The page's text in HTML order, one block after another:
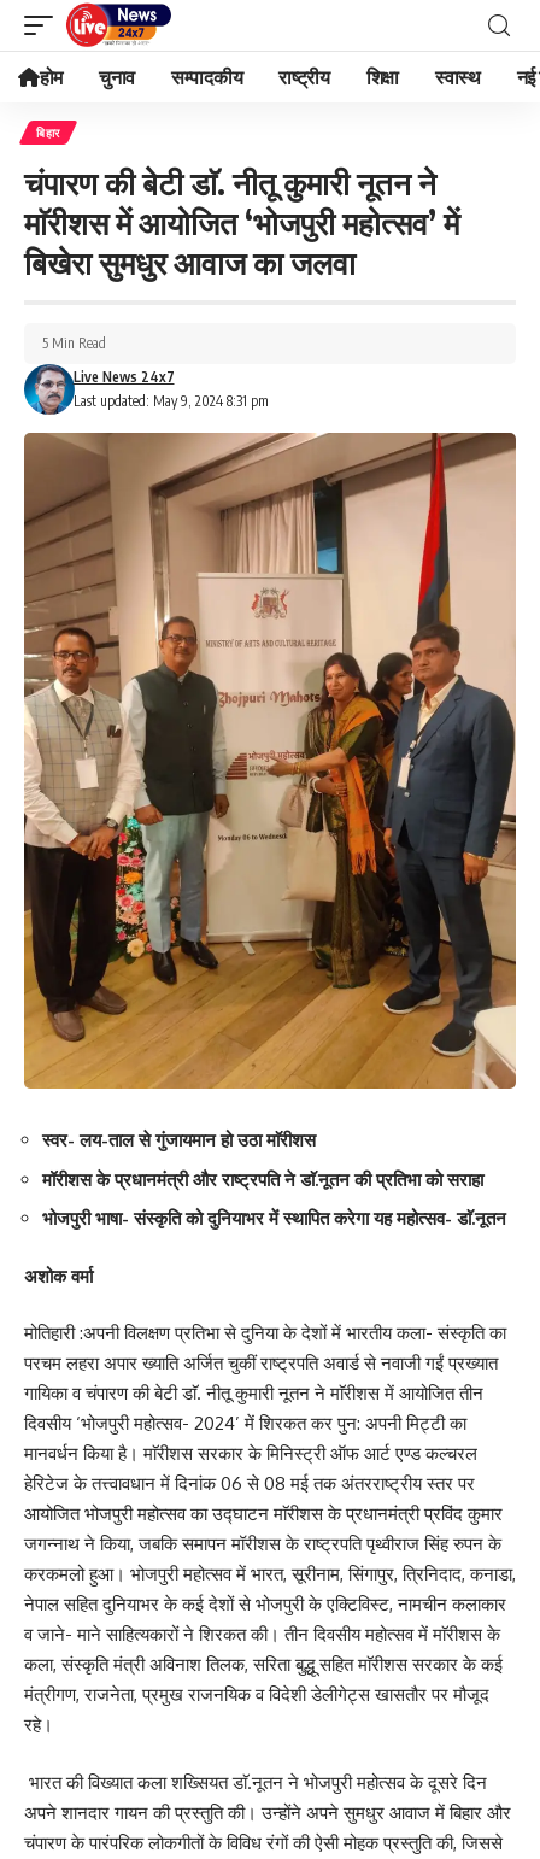
होम चुनाव सम्पादकीय राष्ट्रीय शिक्षा स्वास्थ नई
बिहार
चंपारण की बेटी डाॅ. नीतू कुमारी नूतन ने
माॅरीशस में आयोजित ‘भोजपुरी महोत्सव’ में
बिखेरा सुमधुर आवाज का जलवा
Last updated: May 9, 2024 8:31 pm
Live News 24x7
5 Min Read
स्वर- लय-ताल से गुंजायमान हो उठा माॅरीशस
मॉरीशस के प्रधानमंत्री और राष्ट्रपति ने डाॅ.नूतन की प्रतिभा को सराहा
भोजपुरी भाषा- संस्कृति को दुनियाभर में स्थापित करेगा यह महोत्सव- डाॅ.नूतन
अशोक वर्मा
मोतिहारी :अपनी विलक्षण प्रतिभा से दुनिया के देशों में भारतीय कला- संस्कृति का
परचम लहरा अपार ख्याति अर्जित चुकीं राष्ट्रपति अवार्ड से नवाजी गईं प्रख्यात
गायिका व चंपारण की बेटी डाॅ. नीतू कुमारी नूतन ने माॅरीशस में आयोजित तीन
दिवसीय ‘भोजपुरी महोत्सव- 2024’ में शिरकत कर पुन: अपनी मिट्टी का
मानवर्धन किया है। माॅरीशस सरकार के मिनिस्ट्री ऑफ आर्ट एण्ड कल्चरल
हेरिटेज के तत्त्वावधान में दिनांक 06 से 08 मई तक अंतरराष्ट्रीय स्तर पर
आयोजित भोजपुरी महोत्सव का उद्घाटन माॅरीशस के प्रधानमंत्री प्रविंद कुमार
जगन्नाथ ने किया, जबकि समापन मॉरीशस के राष्ट्रपति पृथ्वीराज सिंह रुपन के
करकमलो हुआ। भोजपुरी महोत्सव में भारत, सूरीनाम, सिंगापुर, त्रिनिदाद, कनाडा,
नेपाल सहित दुनियाभर के कई देशों से भोजपुरी के एक्टिविस्ट, नामचीन कलाकार
व जाने- माने साहित्यकारों ने शिरकत की। तीन दिवसीय महोत्सव में माॅरीशस के
कला, संस्कृति मंत्री अविनाश तिलक, सरिता बुद्धू सहित माॅरीशस सरकार के कई
मंत्रीगण, राजनेता, प्रमुख राजनयिक व विदेशी डेलीगेट्स खासतौर पर मौजूद
रहे।
भारत की विख्यात कला शख्सियत डाॅ.नूतन ने भोजपुरी महोत्सव के दूसरे दिन
अपने शानदार गायन की प्रस्तुति की। उन्होंने अपने सुमधुर आवाज में बिहार और
चंपारण के पारंपरिक लोकगीतों के विविध रंगों की ऐसी मोहक प्रस्तुति की, जिससे